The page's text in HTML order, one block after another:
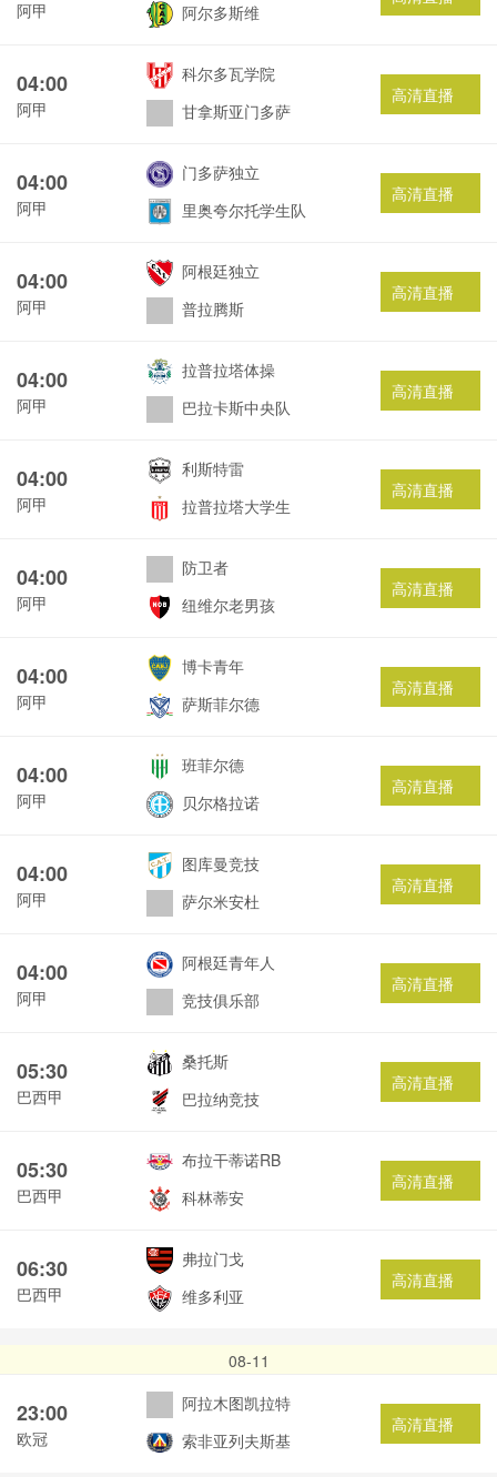
阿甲
阿尔多斯维
04:00
阿甲
科尔多瓦学院
甘拿斯亚门多萨
高清直播
04:00
阿甲
门多萨独立
里奥夸尔托学生队
高清直播
04:00
阿甲
阿根廷独立
普拉腾斯
高清直播
04:00
阿甲
拉普拉塔体操
巴拉卡斯中央队
高清直播
04:00
阿甲
利斯特雷
拉普拉塔大学生
高清直播
04:00
阿甲
防卫者
纽维尔老男孩
高清直播
04:00
阿甲
博卡青年
萨斯菲尔德
高清直播
04:00
阿甲
班菲尔德
贝尔格拉诺
高清直播
04:00
阿甲
图库曼竞技
萨尔米安杜
高清直播
04:00
阿甲
阿根廷青年人
竞技俱乐部
高清直播
05:30
巴西甲
桑托斯
巴拉纳竞技
高清直播
05:30
巴西甲
布拉干蒂诺RB
科林蒂安
高清直播
06:30
巴西甲
弗拉门戈
维多利亚
高清直播
08-11
23:00
欧冠
阿拉木图凯拉特
索非亚列夫斯基
高清直播